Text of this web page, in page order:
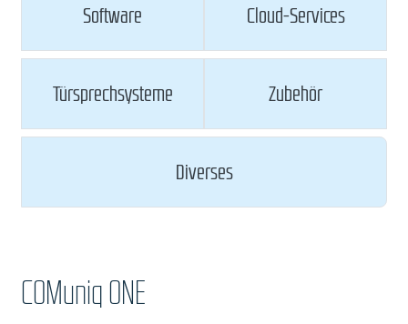
Software Cloud-Services
Türsprechsysteme Zubehör
Diverses
COMuniq ONE